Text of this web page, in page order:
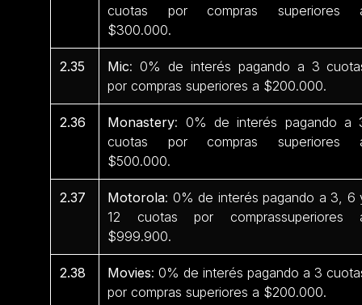
cuotas por compras superiores
$300.000.
2.35 Mic: 0% de interés pagando a 3
por compras superiores a $200.000.
2.36 Monastery: 0% de interés pagando a
cuotas por compras superiores
$500.000.
2.37 Motorola: 0% de interés pagando a 3, 6
12 cuotas por comprassuperiores
$999.900.
2.38 Movies: 0% de interés pagando a 3
por compras superiores a $200.000.